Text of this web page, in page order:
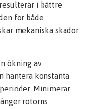
i bättre
för både
mekaniska skador
ökning av
hantera konstanta
Minimerar
rotorns